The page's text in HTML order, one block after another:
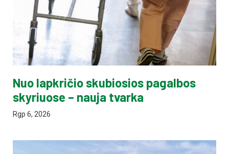
Nuo lapkričio skubiosios pagalbos
skyriuose – nauja tvarka
Rgp 6, 2026